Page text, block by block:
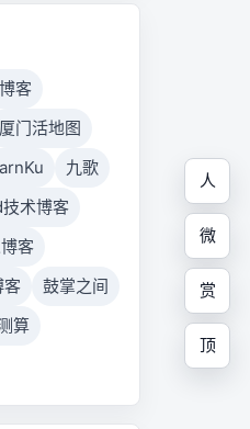
客
厦门活地图
九歌
术博客
客
客
鼓掌之间
算
人
微
赏
顶